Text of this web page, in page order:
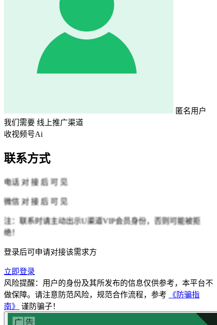
匿名用户
我们需要 线上推广渠道
收视频号Ai
联系方式
电话 对 接 后 可 见
微信 对 接 后 可 见
注：联系时请主动出示U渠道VIP会员身份，否则可能被拒
绝！
登录后可申请对接该需求方
立即登录
风险提醒：用户的身份及其所发布的信息仅供参考，本平台不
做保障。请注意防范风险，规范合作流程，参考
《防骗指
南》
谨防骗子！